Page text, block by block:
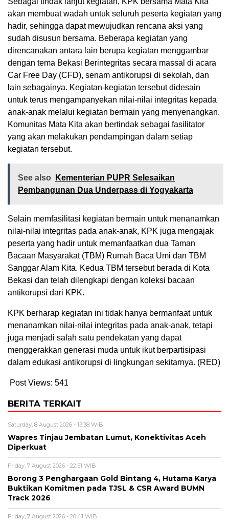
akan membuat wadah untuk seluruh peserta kegiatan yang
hadir, sehingga dapat mewujudkan rencana aksi yang
sudah disusun bersama. Beberapa kegiatan yang
direncanakan antara lain berupa kegiatan menggambar
dengan tema Bekasi Berintegritas secara massal di acara
Car Free Day (CFD), senam antikorupsi di sekolah, dan
lain sebagainya. Kegiatan-kegiatan tersebut didesain
untuk terus mengampanyekan nilai-nilai integritas kepada
anak-anak melalui kegiatan bermain yang menyenangkan.
Komunitas Mata Kita akan bertindak sebagai fasilitator
yang akan melakukan pendampingan dalam setiap
kegiatan tersebut.
See also
Kementerian PUPR Selesaikan
Pembangunan Dua Underpass di Yogyakarta
Selain memfasilitasi kegiatan bermain untuk menanamkan
nilai-nilai integritas pada anak-anak, KPK juga mengajak
peserta yang hadir untuk memanfaatkan dua Taman
Bacaan Masyarakat (TBM) Rumah Baca Umi dan TBM
Sanggar Alam Kita. Kedua TBM tersebut berada di Kota
Bekasi dan telah dilengkapi dengan koleksi bacaan
antikorupsi dari KPK.
KPK berharap kegiatan ini tidak hanya bermanfaat untuk
menanamkan nilai-nilai integritas pada anak-anak, tetapi
juga menjadi salah satu pendekatan yang dapat
menggerakkan generasi muda untuk ikut berpartisipasi
dalam edukasi antikorupsi di lingkungan sekitarnya. (RED)
Post Views: 541
BERITA TERKAIT
Saturday, 8 August 2026 - 13:38 WIB
Wapres Tinjau Jembatan Lumut, Konektivitas Aceh
Diperkuat
Friday, 7 August 2026 - 22:51 WIB
Borong 3 Penghargaan Gold Bintang 4, Hutama Karya
Buktikan Komitmen pada TJSL & CSR Award BUMN
Track 2026
Friday, 7 August 2026 - 20:41 WIB